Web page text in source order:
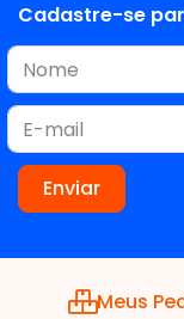
Cadastre-se
Meus